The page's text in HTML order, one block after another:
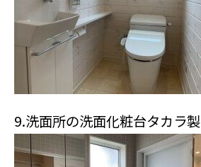
9.洗面所の洗面化粧台タカラ製